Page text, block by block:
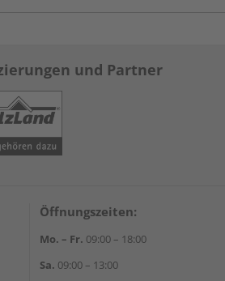
und Partner
Öffnungszeiten:
Mo. – Fr. 09:00 – 18:00
Sa. 09:00 – 13:00